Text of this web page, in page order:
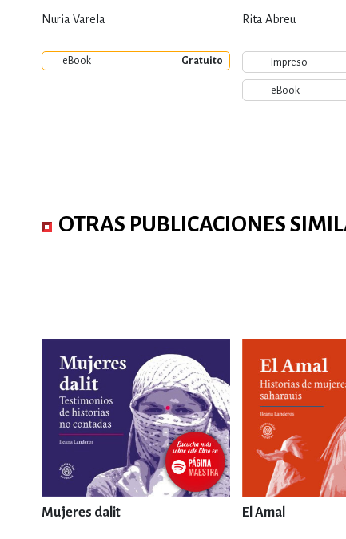
Nuria Varela
eBook Gratuito
Rita Abreu
Impreso
eBook
OTRAS PUBLICACIONES
Mujeres dalit El Amal